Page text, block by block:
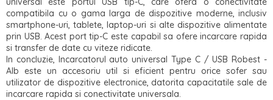
compatibila cu o gama larga de dispozitive moderne, inclusiv
smartphone-uri, tablete, laptop-uri si alte dispozitive alimentate
prin USB. Acest port tip-C este capabil sa ofere incarcare rapida
si transfer de date cu viteze ridicate.
In concluzie, Incarcatorul auto universal Type C / USB Robest -
Alb este un accesoriu util si eficient pentru orice sofer sau
utilizator de dispozitive electronice, datorita capacitatile sale de
incarcare rapida si conectivitate universala.